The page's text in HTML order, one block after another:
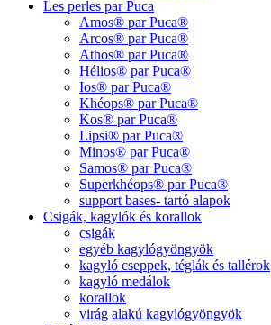
Les perles par Puca
Amos® par Puca®
Arcos® par Puca®
Athos® par Puca®
Hélios® par Puca®
Ios® par Puca®
Khéops® par Puca®
Kos® par Puca®
Lipsi® par Puca®
Minos® par Puca®
Samos® par Puca®
Superkhéops® par Puca®
support bases- tartó alapok
Csigák, kagylók és korallok
csigák
egyéb kagylógyöngyök
kagyló cseppek, téglák és tallérok
kagyló medálok
korallok
virág alakú kagylógyöngyök